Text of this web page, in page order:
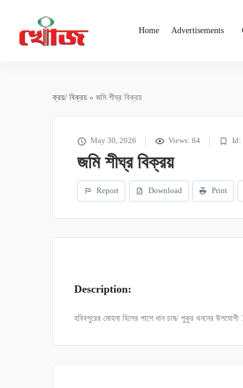
Home Advertisements
ক্রয়/ বিক্রয় » জমি শীঘ্র বিক্রয়
May 30, 2026 Views: 84 Id:
জমি শীঘ্র বিক্রয়
Report Download Print
Description:
হবিবপুরের মোহনা বিলের পাশে ধান চাষ/ পুকুর খননের